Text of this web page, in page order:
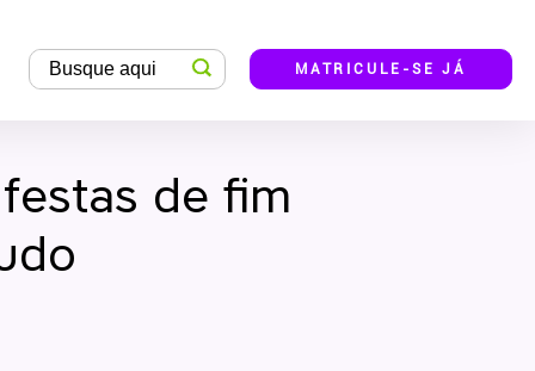
MATRICULE-SE JÁ
de fim